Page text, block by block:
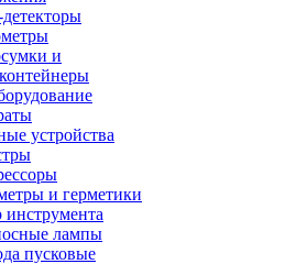
и
устройства
и герметики
инструмента
лампы
пусковые